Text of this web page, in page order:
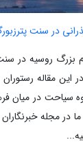
بزرگ روسیه در
این مقاله
سیاحت در میان
در مجله